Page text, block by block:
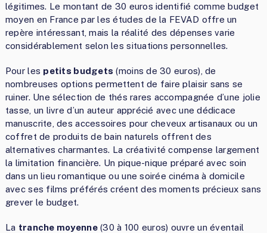
légitimes. Le montant de 30 euros identifié comme budget
moyen en France par les études de la FEVAD offre un
repère intéressant, mais la réalité des dépenses varie
considérablement selon les situations personnelles.
Pour les petits budgets (moins de 30 euros), de
nombreuses options permettent de faire plaisir sans se
ruiner. Une sélection de thés rares accompagnée d’une jolie
tasse, un livre d’un auteur apprécié avec une dédicace
manuscrite, des accessoires pour cheveux artisanaux ou un
coffret de produits de bain naturels offrent des
alternatives charmantes. La créativité compense largement
la limitation financière. Un pique-nique préparé avec soin
dans un lieu romantique ou une soirée cinéma à domicile
avec ses films préférés créent des moments précieux sans
grever le budget.
La tranche moyenne(30 à 100 euros) ouvre un éventail